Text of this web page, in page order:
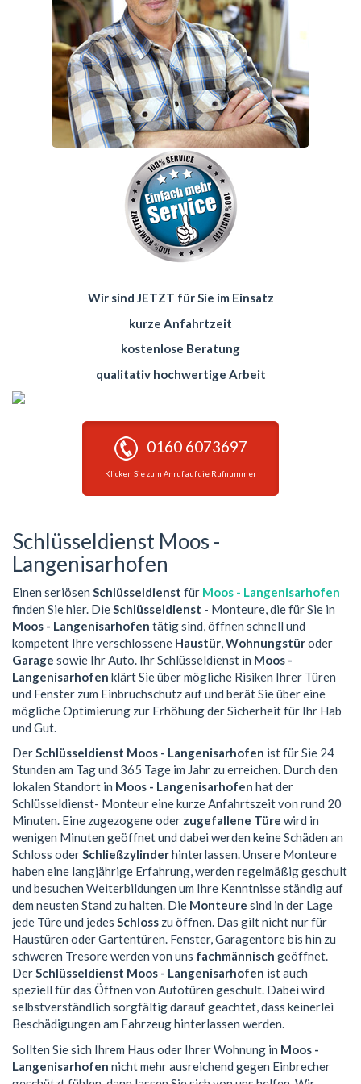
Wir sind JETZT für Sie im Einsatz
kurze Anfahrtzeit
kostenlose Beratung
qualitativ hochwertige Arbeit
0160 6073697
Klicken Sie zum Anruf auf die Rufnummer
Schlüsseldienst Moos -
Langenisarhofen
Einen seriösen Schlüsseldienst für Moos - Langenisarhofen
finden Sie hier. DieSchlüsseldienst - Monteure, die für Sie in
Moos - Langenisarhofen tätig sind, öffnen schnell und
kompetent Ihre verschlossene Haustür,Wohnungstüroder
Garage sowie Ihr Auto. Ihr Schlüsseldienst in Moos -
Langenisarhofen klärt Sie über mögliche Risiken Ihrer Türen
und Fenster zum Einbruchschutz auf und berät Sie über eine
mögliche Optimierung zur Erhöhung der Sicherheit für Ihr Hab
und Gut.
DerSchlüsseldienst Moos - Langenisarhofen ist für Sie 24
Stunden am Tag und 365 Tage im Jahr zu erreichen. Durch den
lokalen Standort in Moos - Langenisarhofen hat der
Schlüsseldienst- Monteur eine kurze Anfahrtszeit von rund 20
Minuten. Eine zugezogene oder zugefallene Türe wird in
wenigen Minuten geöffnet und dabei werden keine Schäden an
Schloss oderSchließzylinderhinterlassen. Unsere Monteure
haben eine langjährige Erfahrung, werden regelmäßig geschult
und besuchen Weiterbildungen um Ihre Kenntnisse ständig auf
dem neusten Stand zu halten. Die Monteure sind in der Lage
jede Türe und jedes Schloss zu öffnen. Das gilt nicht nur für
Haustüren oder Gartentüren. Fenster, Garagentore bis hin zu
schweren Tresore werden von uns fachmännisch geöffnet.
DerSchlüsseldienst Moos - Langenisarhofen ist auch
speziell für das Öffnen von Autotüren geschult. Dabei wird
selbstverständlich sorgfältig darauf geachtet, dass keinerlei
Beschädigungen am Fahrzeug hinterlassen werden.
Sollten Sie sich Ihrem Haus oder Ihrer Wohnung in Moos -
Langenisarhofen nicht mehr ausreichend gegen Einbrecher